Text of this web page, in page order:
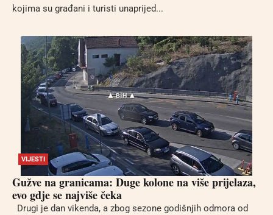
kojima su građani i turisti unaprijed...
VIJESTI
Gužve na granicama: Duge kolone na više prijelaza,
evo gdje se najviše čeka
Drugi je dan vikenda, a zbog sezone godišnjih odmora od